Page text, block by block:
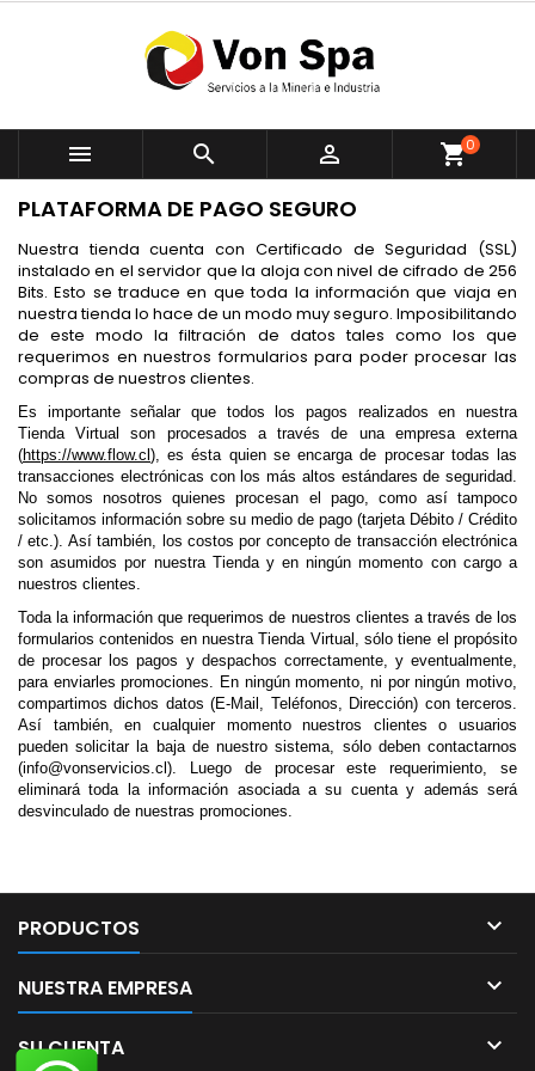
   shopping_cart0
PLATAFORMA DE PAGO SEGURO
Nuestra tienda cuenta con Certificado de Seguridad (SSL)
instalado en el servidor que la aloja con nivel de cifrado de 256
Bits. Esto se traduce en que toda la información que viaja en
nuestra tienda lo hace de un modo muy seguro. Imposibilitando
de este modo la filtración de datos tales como los que
requerimos en nuestros formularios para poder procesar las
compras de nuestros clientes.
Es importante señalar que todos los pagos realizados en nuestra
Tienda Virtual son procesados a través de una empresa externa
(https://www.flow.cl), es ésta quien se encarga de procesar todas las
transacciones electrónicas con los más altos estándares de seguridad.
No somos nosotros quienes procesan el pago, como así tampoco
solicitamos información sobre su medio de pago (tarjeta Débito / Crédito
/ etc.). Así también, los costos por concepto de transacción electrónica
son asumidos por nuestra Tienda y en ningún momento con cargo a
nuestros clientes.
Toda la información que requerimos de nuestros clientes a través de los
formularios contenidos en nuestra Tienda Virtual, sólo tiene el propósito
de procesar los pagos y despachos correctamente, y eventualmente,
para enviarles promociones. En ningún momento, ni por ningún motivo,
compartimos dichos datos (E-Mail, Teléfonos, Dirección) con terceros.
Así también, en cualquier momento nuestros clientes o usuarios
pueden solicitar la baja de nuestro sistema, sólo deben contactarnos
(info@vonservicios.cl) . Luego de procesar este requerimiento, se
eliminará toda la información asociada a su cuenta y además será
desvinculado de nuestras promociones.
PRODUCTOS 
NUESTRA EMPRESA 
SU CUENTA 